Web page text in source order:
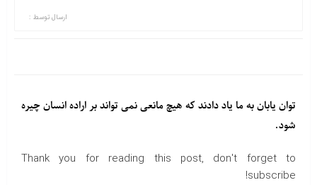
ارسال توسط :
توان یابان به ما یاد دادند که هیچ مانعی نمی تواند بر اراده انسان چیره
شود.
Thank you for reading this post, don't forget to
subscribe!